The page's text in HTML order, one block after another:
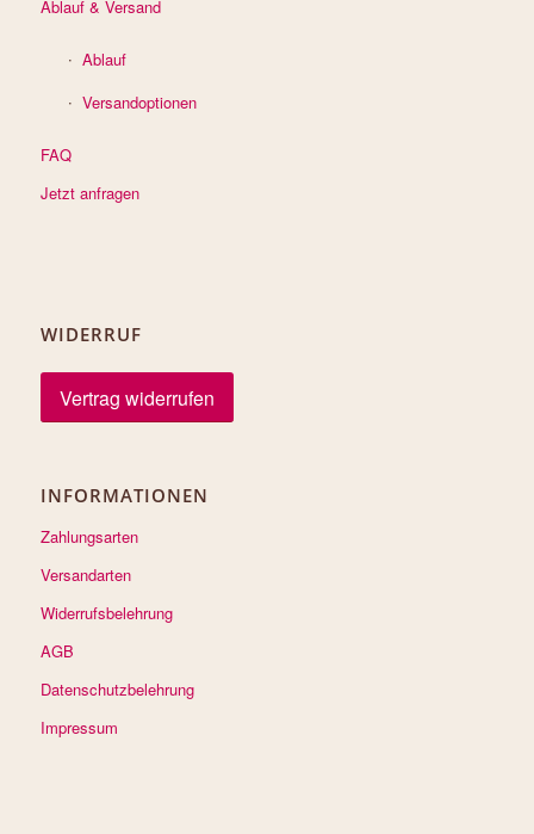
Ablauf & Versand
Ablauf
Versandoptionen
FAQ
Jetzt anfragen
WIDERRUF
Vertrag widerrufen
INFORMATIONEN
Zahlungsarten
Versandarten
Widerrufsbelehrung
AGB
Datenschutzbelehrung
Impressum